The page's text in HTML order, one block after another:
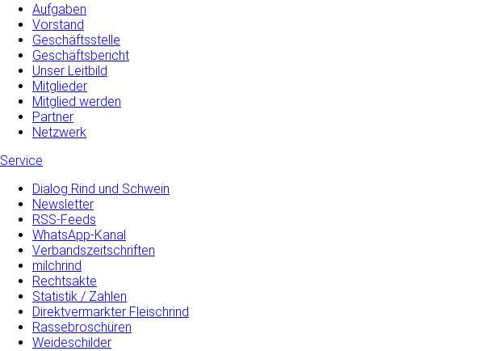
Aufgaben
Vorstand
Geschäftsstelle
Geschäftsbericht
Unser Leitbild
Mitglieder
Mitglied werden
Partner
Netzwerk
Service
Dialog Rind und Schwein
Newsletter
RSS-Feeds
WhatsApp-Kanal
Verbandszeitschriften
milchrind
Rechtsakte
Statistik / Zahlen
Direktvermarkter Fleischrind
Rassebroschüren
Weideschilder